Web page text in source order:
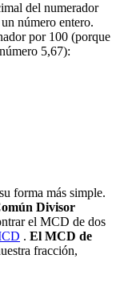
del numerador
número entero.
por 100 (porque
5,67):
forma más simple.
Divisor
el MCD de dos
. El MCD de
fracción,